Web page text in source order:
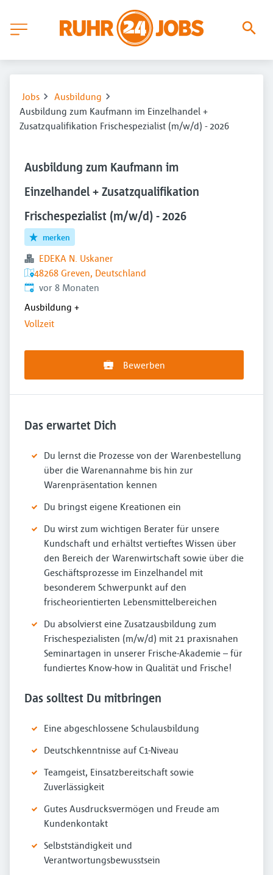
Jobs
Ausbildung
Ausbildung zum Kaufmann im Einzelhandel +
Zusatzqualifikation Frischespezialist (m/w/d) - 2026
Ausbildung zum Kaufmann im
Einzelhandel + Zusatzqualifikation
Frischespezialist (m/w/d) - 2026
merken
EDEKA N. Uskaner
48268 Greven, Deutschland
Veröffentlicht:
vor 8 Monaten
Ausbildung +
Vollzeit
Bewerben
Das erwartet Dich
Du lernst die Prozesse von der Warenbestellung
über die Warenannahme bis hin zur
Warenpräsentation kennen
Du bringst eigene Kreationen ein
Du wirst zum wichtigen Berater für unsere
Kundschaft und erhältst vertieftes Wissen über
den Bereich der Warenwirtschaft sowie über die
Geschäftsprozesse im Einzelhandel mit
besonderem Schwerpunkt auf den
frischeorientierten Lebensmittelbereichen
Du absolvierst eine Zusatzausbildung zum
Frischespezialisten (m/w/d) mit 21 praxisnahen
Seminartagen in unserer Frische-Akademie – für
fundiertes Know-how in Qualität und Frische!
Das solltest Du mitbringen
Eine abgeschlossene Schulausbildung
Deutschkenntnisse auf C1-Niveau
Teamgeist, Einsatzbereitschaft sowie
Zuverlässigkeit
Gutes Ausdrucksvermögen und Freude am
Kundenkontakt
Selbstständigkeit und
Verantwortungsbewusstsein